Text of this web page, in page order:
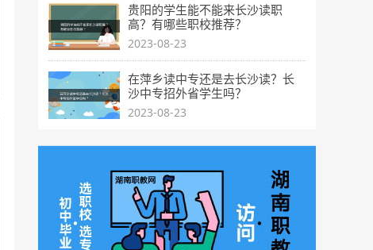
贵阳的学生能不能来长沙读职
高？有哪些职校推荐？
2023-08-23
在萍乡读中专还是去长沙读？长
沙中专招外省学生吗？
2023-08-23